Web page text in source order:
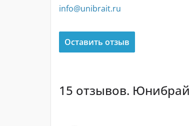
info@unibrait.ru
Оставить отзыв
15 отзывов.